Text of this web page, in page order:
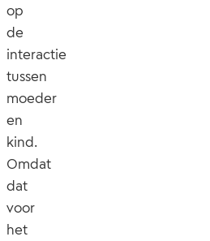
op
de
interactie
tussen
moeder
en
kind.
Omdat
dat
voor
het